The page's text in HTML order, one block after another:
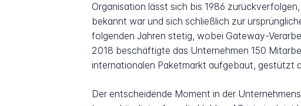
Organisation lässt sich bis 1986
bekannt war und sich schließlich zur
folgenden Jahren stetig, wobei Gateway-
2018 beschäftigte das Unternehmen 150
internationalen Paketmarkt aufgebaut, gestützt
Der entscheidende Moment in der